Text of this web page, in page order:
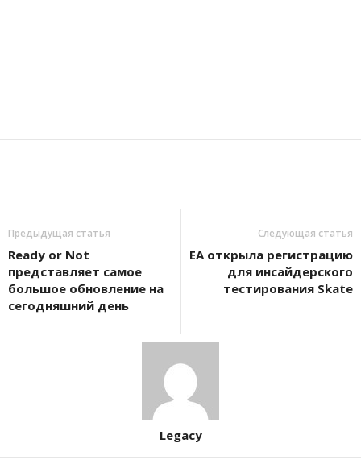
Предыдущая статья
Ready or Not
представляет самое
большое обновление на
сегодняшний день
Следующая статья
EA открыла регистрацию
для инсайдерского
тестирования Skate
Legacy